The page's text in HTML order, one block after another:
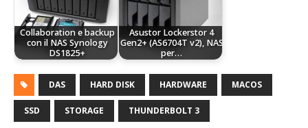
Collaboration e backup
con il NAS Synology
DS1825+
Asustor Lockerstor 4
Gen2+ (AS6704T v2), NAS
per…
DAS HARD DISK HARDWARE MACOS
SSD STORAGE THUNDERBOLT 3